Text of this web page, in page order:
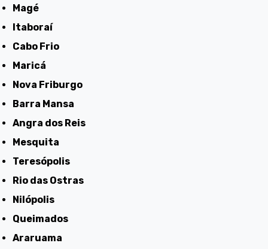
Magé
Itaboraí
Cabo Frio
Maricá
Nova Friburgo
Barra Mansa
Angra dos Reis
Mesquita
Teresópolis
Rio das Ostras
Nilópolis
Queimados
Araruama